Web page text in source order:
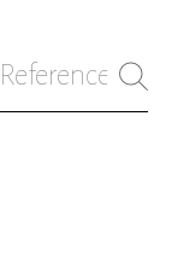
References